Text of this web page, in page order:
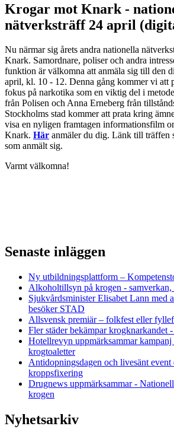
Krogar mot Knark -
nätverksträff 24 april
Nu närmar sig årets andra nationella
Knark. Samordnare, poliser och andra
funktion är välkomna att anmäla sig till den
april, kl. 10 - 12. Denna gång kommer vi att
fokus på narkotika som en viktig del i
från Polisen och Anna Erneberg från
Stockholms stad kommer att prata kring
visa en nyligen framtagen informationsfilm
Knark. Här anmäler du dig. Länk till träffen
som anmält sig.
Varmt välkomna!
Senaste inläggen
Ny utbildningsplattform –
Alkoholtillsyn på krogen -
Sjukvårdsminister Elisabet Lann med
besöker STAD
Allsvensk premiär – folkfest eller
Fler städer bekämpar krogknarkandet
Hotellrevyn uppmärksammar kampanj
krogtoaletter
Antidopningsdagen och livesänt event
kroppsfixering
Drugnews uppmärksammar -
krogen
Nyhetsarkiv